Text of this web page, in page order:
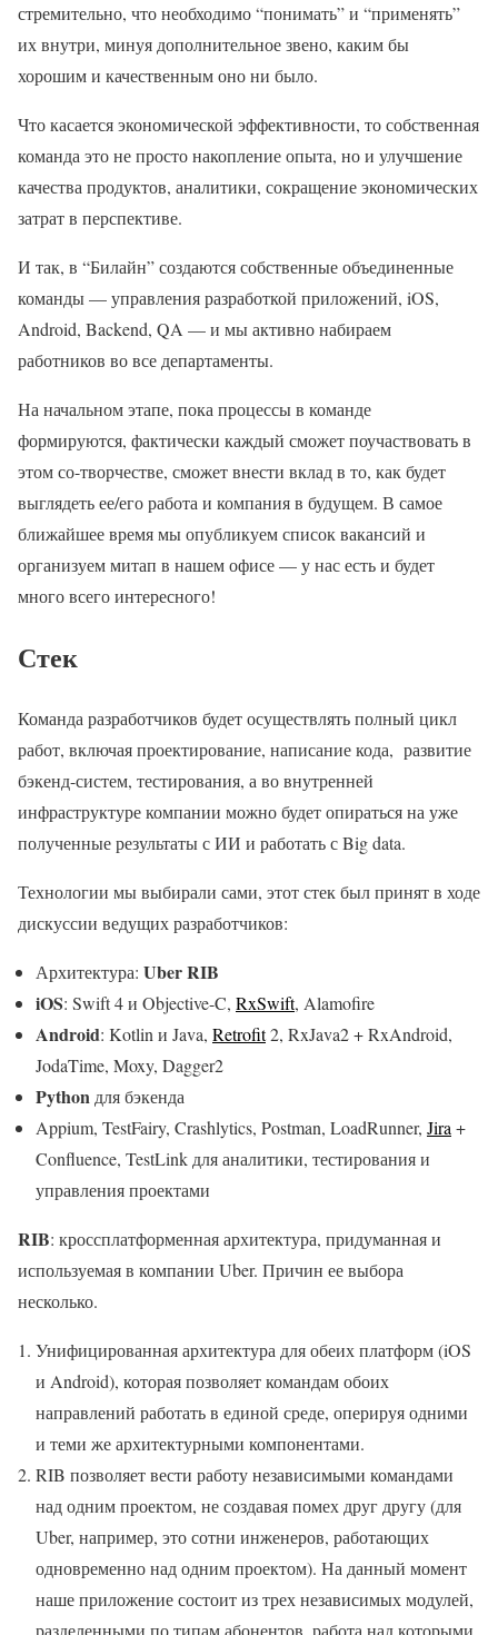
стремительно, что необходимо “понимать” и “применять”
их внутри, минуя дополнительное звено, каким бы
хорошим и качественным оно ни было.
Что касается экономической эффективности, то собственная
команда это не просто накопление опыта, но и улучшение
качества продуктов, аналитики, сокращение экономических
затрат в перспективе.
И так, в “Билайн” создаются собственные объединенные
команды — управления разработкой приложений, iOS,
Android, Backend, QA — и мы активно набираем
работников во все департаменты.
На начальном этапе, пока процессы в команде
формируются, фактически каждый сможет поучаствовать в
этом со-творчестве, сможет внести вклад в то, как будет
выглядеть ее/его работа и компания в будущем. В самое
ближайшее время мы опубликуем список вакансий и
организуем митап в нашем офисе — у нас есть и будет
много всего интересного!
Стек
Команда разработчиков будет осуществлять полный цикл
работ, включая проектирование, написание кода, развитие
бэкенд-систем, тестирования, а во внутренней
инфраструктуре компании можно будет опираться на уже
полученные результаты с ИИ и работать с Big data.
Технологии мы выбирали сами, этот стек был принят в ходе
дискуссии ведущих разработчиков:
Архитектура: Uber RIB
iOS: Swift 4 и Objective-C, RxSwift, Alamofire
Android: Kotlin и Java, Retrofit2, RxJava2 + RxAndroid,
JodaTime, Moxy, Dagger2
Python для бэкенда
Appium, TestFairy, Crashlytics, Postman, LoadRunner, Jira +
Confluence, TestLink для аналитики, тестирования и
управления проектами
RIB: кроссплатформенная архитектура, придуманная и
используемая в компании Uber. Причин ее выбора
несколько.
Унифицированная архитектура для обеих платформ (iOS
и Android), которая позволяет командам обоих
направлений работать в единой среде, оперируя одними
и теми же архитектурными компонентами.
RIB позволяет вести работу независимыми командами
над одним проектом, не создавая помех друг другу (для
Uber, например, это сотни инженеров, работающих
одновременно над одним проектом). На данный момент
наше приложение состоит из трех независимых модулей,
разделенными по типам абонентов, работа над которыми